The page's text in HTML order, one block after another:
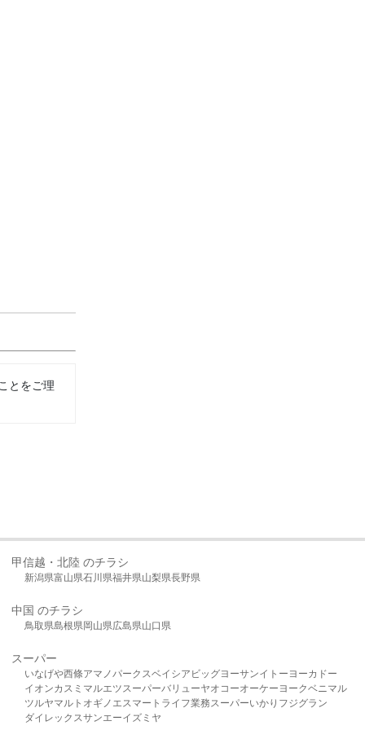
とをご理
甲信越・北陸 のチラシ
新潟県富山県石川県福井県山梨県長野県
中国 のチラシ
鳥取県島根県岡山県広島県山口県
スーパー
いなげや西條アマノパークスベイシア ビッグヨーサンイトーヨーカドー
イオンカスミ マルエツスーパーバリューヤオコーオーケー ヨークベニマル
ツルヤマルト オギノ エスマート ライフ業務スーパーいかり フジグラン
ダイレックスサンエーイズミヤ